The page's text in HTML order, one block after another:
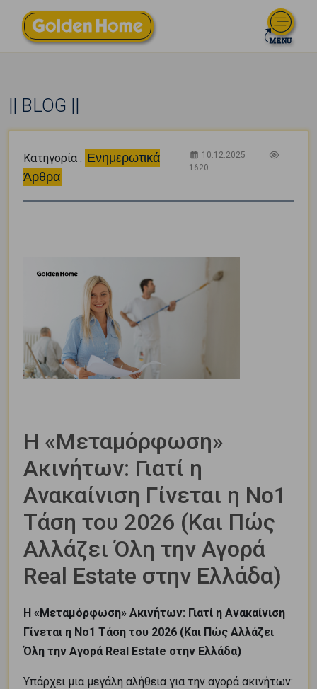
|| BLOG ||
Κατηγορία : Ενημερωτικά
Άρθρα
10.12.2025
1620
Η «Μεταμόρφωση»
Ακινήτων: Γιατί η
Ανακαίνιση Γίνεται η Νο1
Τάση του 2026 (Και Πώς
Αλλάζει Όλη την Αγορά
Real Estate στην Ελλάδα)
Η «Μεταμόρφωση» Ακινήτων: Γιατί η Ανακαίνιση
Γίνεται η Νο1 Τάση του 2026 (Και Πώς Αλλάζει
Όλη την Αγορά Real Estate στην Ελλάδα)
Υπάρχει μια μεγάλη αλήθεια για την αγορά ακινήτων: